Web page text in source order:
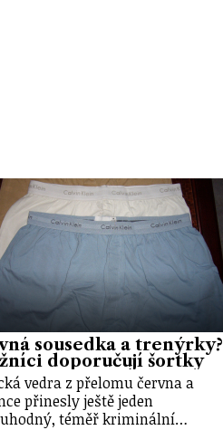
sousedka a trenýrky?
doporučují šortky
vedra z přelomu června a
přinesly ještě jeden
téměř kriminální…